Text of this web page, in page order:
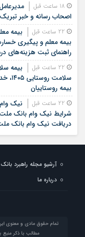
اصحاب رسانه و خبر
بیمه معلم و پیگیری
راهنمای ثبت هزینه‌های
بیمه
بیمه روستاییان
شرایط نیک وام بانک
دریافت نیک وام بانک
وام، ضامن، اقساط و نحوه
شد / چگونه قبوض
آرشیو مجله راهبرد بانک
درباره ما
تمام حقوق مادی و معنوی
مطالب با ذکر